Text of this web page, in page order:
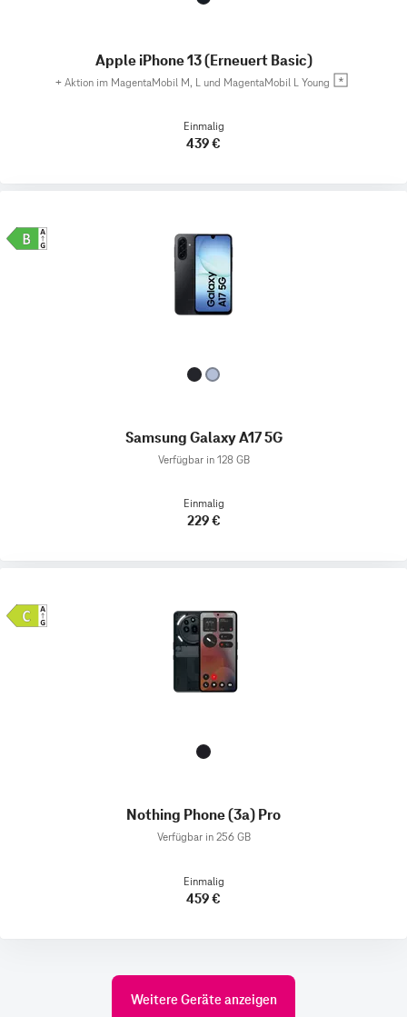
Apple iPhone 13 (Erneuert Basic)
+ Aktion im MagentaMobil M, L und MagentaMobil L Young
Einmalig
439 €
Samsung Galaxy A17 5G
Verfügbar in 128 GB
Einmalig
229 €
Nothing Phone (3a) Pro
Verfügbar in 256 GB
Einmalig
459 €
Weitere Geräte anzeigen